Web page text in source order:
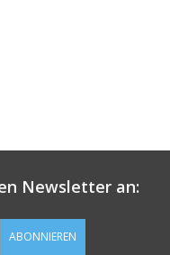
Newsletter an:
ABONNIEREN